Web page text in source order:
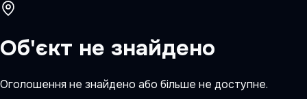
Об'єкт не знайдено
Оголошення не знайдено або більше не доступне.